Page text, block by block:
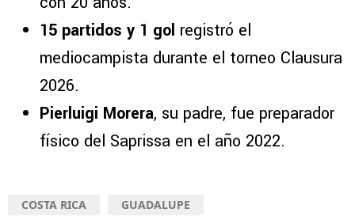
15 partidos y 1 gol registró el
mediocampista durante el torneo Clausura
2026.
Pierluigi Morera, su padre, fue preparador
físico del Saprissa en el año 2022.
COSTA RICA GUADALUPE